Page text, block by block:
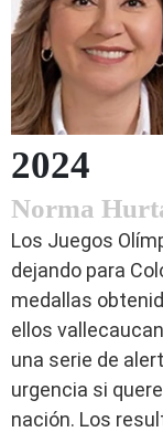
2024
Norma
Los Juegos
dejando para
medallas
ellos
una serie de
urgencia si
nación. Los